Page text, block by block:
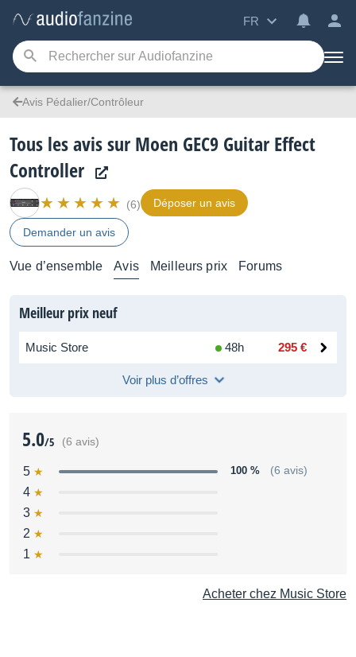
FR
Avis Pédalier/Contrôleur
Tous les avis sur Moen GEC9 Guitar Effect
Controller
(6) Déposer un avis
Demander un avis
Vue d’ensemble Avis Meilleurs prix Forums
Meilleur prix neuf
Music Store 48h 295 €
Voir plus d’offres
5.0/5 (6 avis)
5 100 % (6 avis)
4
3
2
1
Acheter chez Music Store